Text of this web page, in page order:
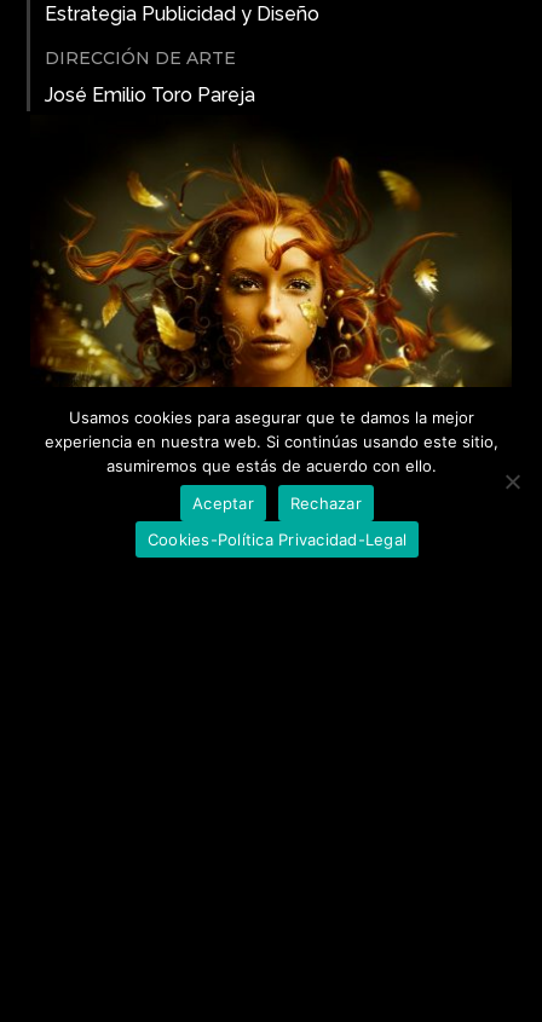
Estrategia Publicidad y Diseño
DIRECCIÓN DE ARTE
José Emilio Toro Pareja
Usamos cookies para asegurar que te damos la mejor
experiencia en nuestra web. Si continúas usando este sitio,
asumiremos que estás de acuerdo con ello.
Aceptar
Rechazar
Cookies-Política Privacidad-Legal